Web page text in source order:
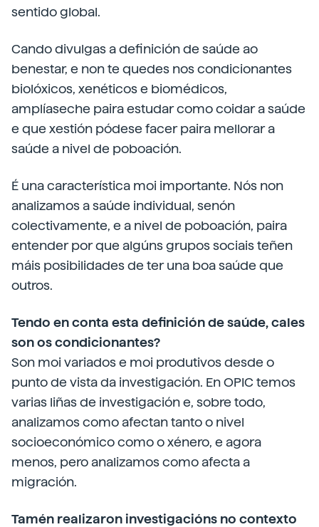
sentido global.
Cando divulgas a definición de saúde ao
benestar, e non te quedes nos condicionantes
biolóxicos, xenéticos e biomédicos,
amplíaseche paira estudar como coidar a saúde
e que xestión pódese facer paira mellorar a
saúde a nivel de poboación.
É una característica moi importante. Nós non
analizamos a saúde individual, senón
colectivamente, e a nivel de poboación, paira
entender por que algúns grupos sociais teñen
máis posibilidades de ter una boa saúde que
outros.
Tendo en conta esta definición de saúde, cales
son os condicionantes?
Son moi variados e moi produtivos desde o
punto de vista da investigación. En OPIC temos
varias liñas de investigación e, sobre todo,
analizamos como afectan tanto o nivel
socioeconómico como o xénero, e agora
menos, pero analizamos como afecta a
migración.
Tamén realizaron investigacións no contexto